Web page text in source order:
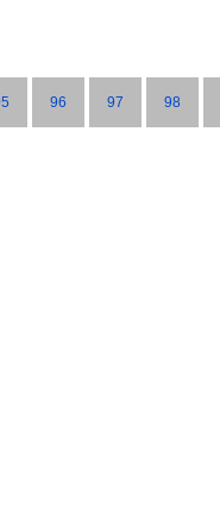
96 97 98